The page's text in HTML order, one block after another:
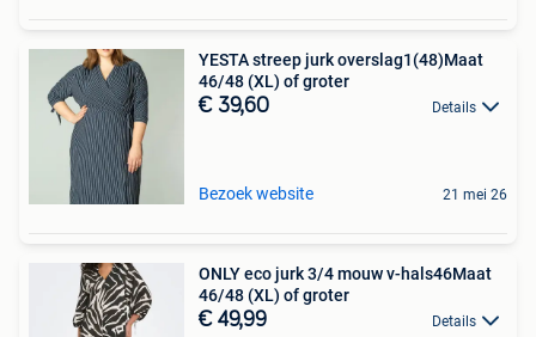
YESTA streep jurk overslag1(48)Maat
46/48 (XL) of groter
€ 39,60 Details
Bezoek website 21 mei 26
ONLY eco jurk 3/4 mouw v-hals46Maat
46/48 (XL) of groter
€ 49,99 Details